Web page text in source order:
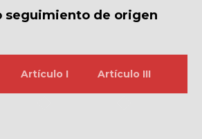
seguimiento de origen
Artículo I Artículo III